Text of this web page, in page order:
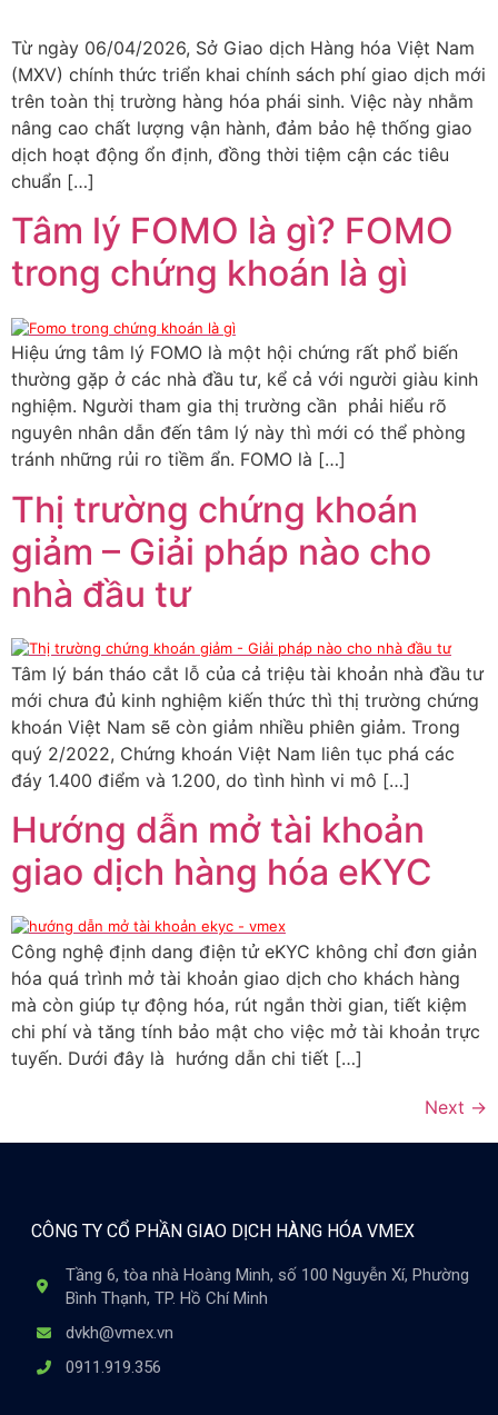
Từ ngày 06/04/2026, Sở Giao dịch Hàng hóa Việt Nam
(MXV) chính thức triển khai chính sách phí giao dịch mới
trên toàn thị trường hàng hóa phái sinh. Việc này nhằm
nâng cao chất lượng vận hành, đảm bảo hệ thống giao
dịch hoạt động ổn định, đồng thời tiệm cận các tiêu
chuẩn […]
Tâm lý FOMO là gì? FOMO
trong chứng khoán là gì
Hiệu ứng tâm lý FOMO là một hội chứng rất phổ biến
thường gặp ở các nhà đầu tư, kể cả với người giàu kinh
nghiệm. Người tham gia thị trường cần phải hiểu rõ
nguyên nhân dẫn đến tâm lý này thì mới có thể phòng
tránh những rủi ro tiềm ẩn. FOMO là […]
Thị trường chứng khoán
giảm – Giải pháp nào cho
nhà đầu tư
Tâm lý bán tháo cắt lỗ của cả triệu tài khoản nhà đầu tư
mới chưa đủ kinh nghiệm kiến thức thì thị trường chứng
khoán Việt Nam sẽ còn giảm nhiều phiên giảm. Trong
quý 2/2022, Chứng khoán Việt Nam liên tục phá các
đáy 1.400 điểm và 1.200, do tình hình vi mô […]
Hướng dẫn mở tài khoản
giao dịch hàng hóa eKYC
Công nghệ định dang điện tử eKYC không chỉ đơn giản
hóa quá trình mở tài khoản giao dịch cho khách hàng
mà còn giúp tự động hóa, rút ngắn thời gian, tiết kiệm
chi phí và tăng tính bảo mật cho việc mở tài khoản trực
tuyến. Dưới đây là hướng dẫn chi tiết […]
Next →
CÔNG TY CỔ PHẦN GIAO DỊCH HÀNG HÓA VMEX
Tầng 6, tòa nhà Hoàng Minh, số 100 Nguyễn Xí, Phường
Bình Thạnh, TP. Hồ Chí Minh
dvkh@vmex.vn
0911.919.356